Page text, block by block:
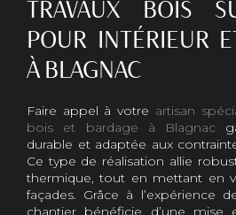
TRAVAUX BOIS
POUR INTÉRIEUR
À BLAGNAC
Faire appel à votre artisan
bois et bardage à Blagnac
durable et adaptée aux
Ce type de réalisation allie
thermique, tout en mettant en
façades. Grâce à l’expérience
chantier bénéficie d’une